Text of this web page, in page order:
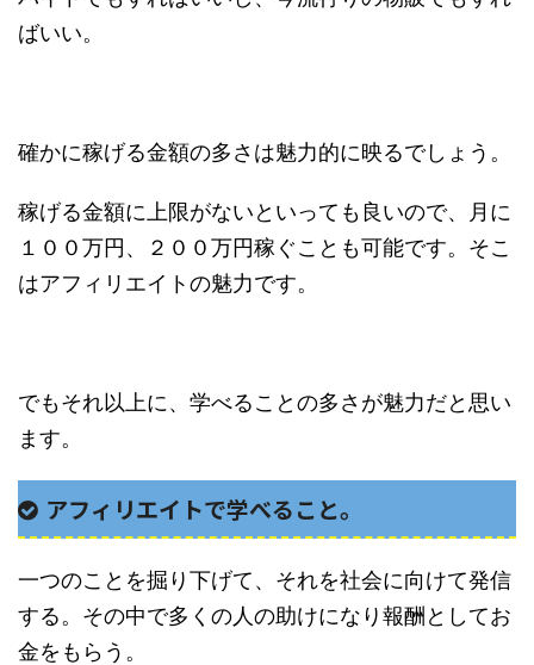
ばいい。
確かに稼げる金額の多さは魅力的に映るでしょう。
稼げる金額に上限がないといっても良いので、月に
１００万円、２００万円稼ぐことも可能です。そこ
はアフィリエイトの魅力です。
でもそれ以上に、学べることの多さが魅力だと思い
ます。
アフィリエイトで学べること。
一つのことを掘り下げて、それを社会に向けて発信
する。その中で多くの人の助けになり報酬としてお
金をもらう。